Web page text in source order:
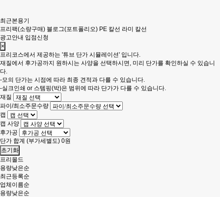
최근본용기
프리팩(소량구매) 블로그(포트폴리오) PE 칼선 라미 칼선
광고안내 입점신청
×
프리코스에서 제공하는 '튜브 단가 시뮬레이션' 입니다.
재질에서 후가공까지 원하시는 사양을 선택하시면, 미리 단가를 확인하실 수 있습니
다.
-모의 단가는 시점에 따라 최종 견적과 다를 수 있습니다.
-실크인쇄 or 스템핑(박)은 범위에 따라 단가가 다를 수 있습니다.
재질
파이/최소주문수량
캡
캡 사양
후가공
단가 합계 (부가세별도) 0원
초기화
프리몰드
용량낮은순
최근등록순
업체이름순
용량낮은순